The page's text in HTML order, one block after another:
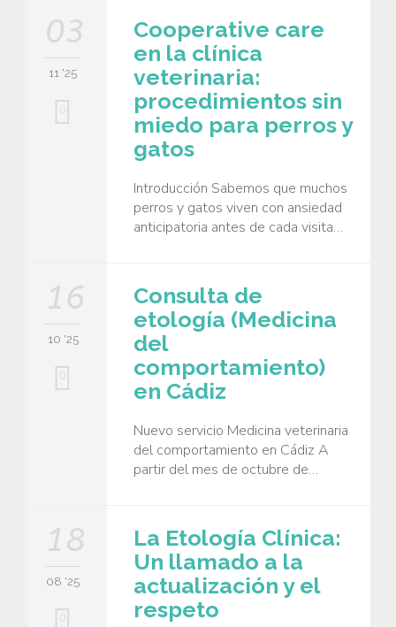
03
11 '25
0
Cooperative care
en la clínica
veterinaria:
procedimientos sin
miedo para perros y
gatos
Introducción Sabemos que muchos
perros y gatos viven con ansiedad
anticipatoria antes de cada visita…
16
10 '25
0
Consulta de
etología (Medicina
del
comportamiento)
en Cádiz
Nuevo servicio Medicina veterinaria
del comportamiento en Cádiz A
partir del mes de octubre de…
18
08 '25
0
La Etología Clínica:
Un llamado a la
actualización y el
respeto